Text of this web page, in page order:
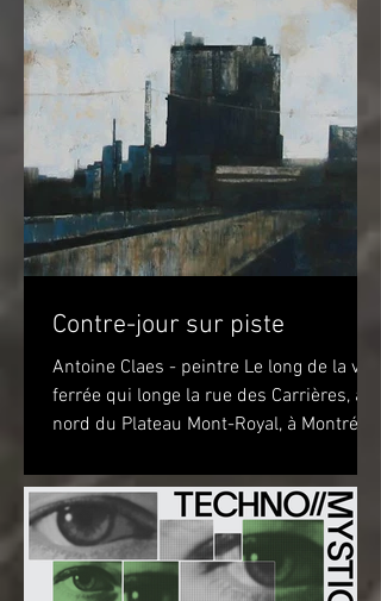
Contre-jour sur piste
Antoine Claes - peintre Le long de la voie
ferrée qui longe la rue des Carrières, au
nord du Plateau Mont-Royal, à Montréal,